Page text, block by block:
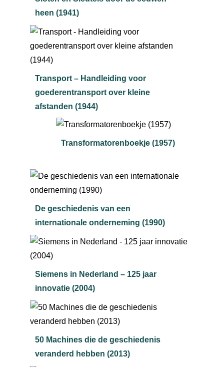
heen (1941)
Transport – Handleiding voor
goederentransport over kleine
afstanden (1944)
Transformatorenboekje (1957)
De geschiedenis van een
internationale onderneming (1990)
Siemens in Nederland – 125 jaar
innovatie (2004)
50 Machines die de geschiedenis
veranderd hebben (2013)